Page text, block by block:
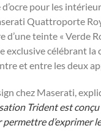
pour les
Quattroporte
teinte « Verde
exclusive célébrant
et entre les deux
chez Maserati,
Trident est
d’exprimer